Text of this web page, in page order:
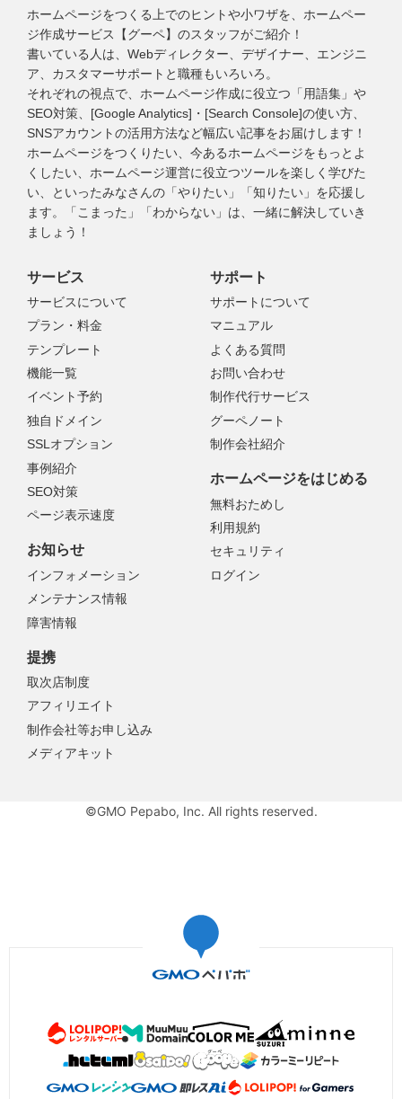
ホームページをつくる上でのヒントや小ワザを、ホームペー
ジ作成サービス【グーペ】のスタッフがご紹介！
書いている人は、Webディレクター、デザイナー、エンジニ
ア、カスタマーサポートと職種もいろいろ。
それぞれの視点で、ホームページ作成に役立つ「用語集」や
SEO対策、[Google Analytics]・[Search Console]の使い方、
SNSアカウントの活用方法など幅広い記事をお届けします！
ホームページをつくりたい、今あるホームページをもっとよ
くしたい、ホームページ運営に役立つツールを楽しく学びた
い、といったみなさんの「やりたい」「知りたい」を応援し
ます。「こまった」「わからない」は、一緒に解決していき
ましょう！
サービス
サービスについて
プラン・料金
テンプレート
機能一覧
イベント予約
独自ドメイン
SSLオプション
事例紹介
SEO対策
ページ表示速度
サポート
サポートについて
マニュアル
よくある質問
お問い合わせ
制作代行サービス
グーペノート
制作会社紹介
お知らせ
インフォメーション
メンテナンス情報
障害情報
提携
取次店制度
アフィリエイト
制作会社等お申し込み
メディアキット
ホームページをはじめる
無料おためし
利用規約
セキュリティ
ログイン
©GMO Pepabo, Inc. All rights reserved.